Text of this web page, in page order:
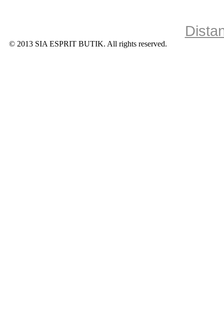
© 2013 SIA ESPRIT BUTIK. All rights reserved.